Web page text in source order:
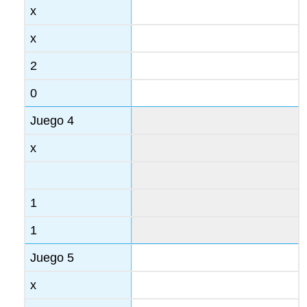
x
x
2
0
Juego 4
x
1
1
Juego 5
x